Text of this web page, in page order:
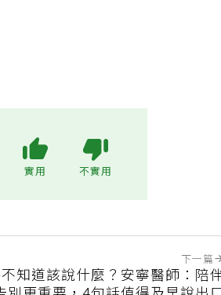
下一篇
知道該說什麼？安寧醫師：陪